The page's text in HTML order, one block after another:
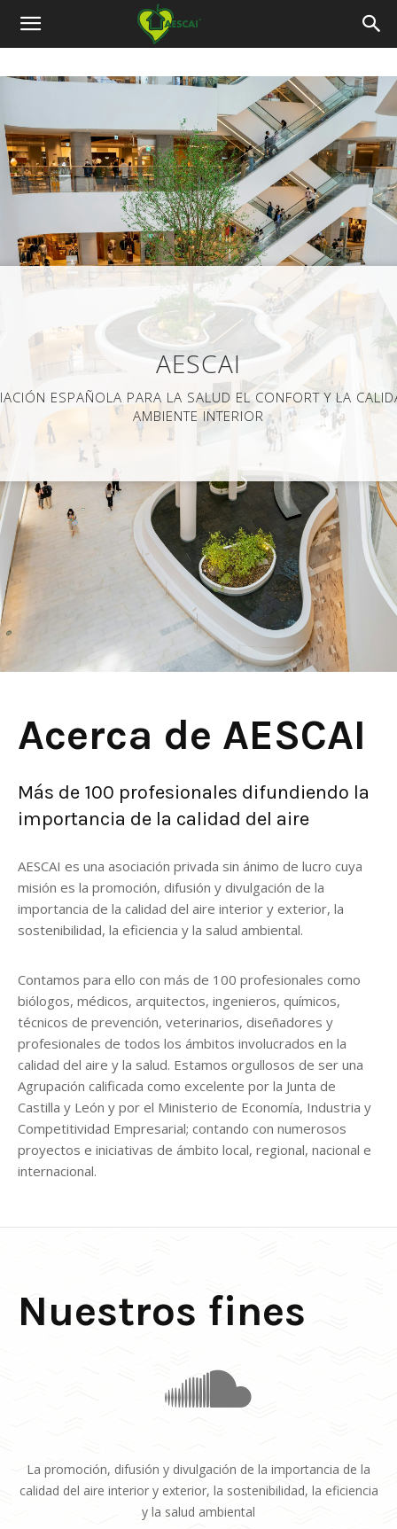
Aescai
AESCAI
ESPAÑOLA PARA LA SALUD EL CONFORT Y LA
AMBIENTE INTERIOR
Acerca de AESCAI
Más de 100 profesionales difundiendo la
importancia de la calidad del aire
AESCAI es una asociación privada sin ánimo de lucro cuya
misión es la promoción, difusión y divulgación de la
importancia de la calidad del aire interior y exterior, la
sostenibilidad, la eficiencia y la salud ambiental.
Contamos para ello con más de 100 profesionales como
biólogos, médicos, arquitectos, ingenieros, químicos,
técnicos de prevención, veterinarios, diseñadores y
profesionales de todos los ámbitos involucrados en la
calidad del aire y la salud. Estamos orgullosos de ser una
Agrupación calificada como excelente por la Junta de
Castilla y León y por el Ministerio de Economía, Industria y
Competitividad Empresarial; contando con numerosos
proyectos e iniciativas de ámbito local, regional, nacional e
internacional.
Nuestros fines
La promoción, difusión y divulgación de la importancia de la
calidad del aire interior y exterior, la sostenibilidad, la eficiencia
y la salud ambiental